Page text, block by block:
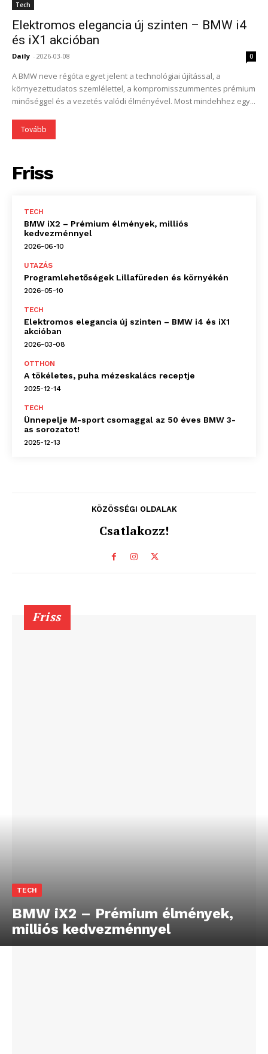
Tech
Elektromos elegancia új szinten – BMW i4
és iX1 akcióban
Daily - 2026-03-08 0
A BMW neve régóta egyet jelent a technológiai újítással, a
környezettudatos szemlélettel, a kompromisszummentes prémium
minőséggel és a vezetés valódi élményével. Most mindehhez egy...
Tovább
Friss
TECH
BMW iX2 – Prémium élmények, milliós
kedvezménnyel
2026-06-10
UTAZÁS
Programlehetőségek Lillafüreden és környékén
2026-05-10
TECH
Elektromos elegancia új szinten – BMW i4 és iX1
akcióban
2026-03-08
OTTHON
A tökéletes, puha mézeskalács receptje
2025-12-14
TECH
Ünnepelje M-sport csomaggal az 50 éves BMW 3-
as sorozatot!
2025-12-13
KÖZÖSSÉGI OLDALAK
Csatlakozz!
Friss
TECH
BMW iX2 – Prémium élmények,
milliós kedvezménnyel